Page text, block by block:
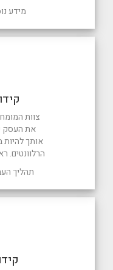
צוות
את העסק
אותך להיות
הרלוונטים.
תהליך
מידע